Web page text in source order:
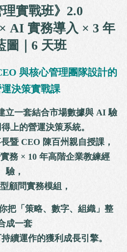
理實戰班》2.0
AI 實務導入 × 3 年
圖｜6 天班
與核心管理團隊設計的
決策實戰課
立一套結合市場數據與 AI 驗
上的營運決策系統。
暨 CEO 陳百州親自授課，
務 × 10 年高階企業教練經
驗，
顧問實務模組，
把「策略、數字、組織」整
成一套
續運作的獲利成長引擎。